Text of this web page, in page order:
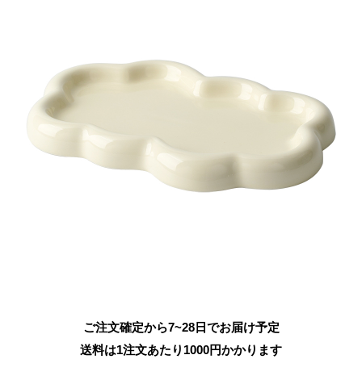
ご注文確定から7~28日でお届け予定
送料は1注文あたり 1000円かかります